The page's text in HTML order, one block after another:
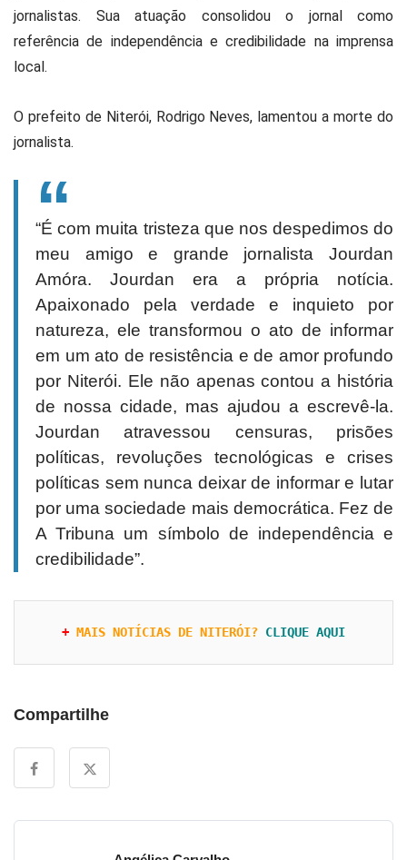
jornalistas. Sua atuação consolidou o jornal como
referência de independência e credibilidade na imprensa
local.
O prefeito de Niterói, Rodrigo Neves, lamentou a morte do
jornalista.
“É com muita tristeza que nos despedimos do
meu amigo e grande jornalista Jourdan
Amóra. Jourdan era a própria notícia.
Apaixonado pela verdade e inquieto por
natureza, ele transformou o ato de informar
em um ato de resistência e de amor profundo
por Niterói. Ele não apenas contou a história
de nossa cidade, mas ajudou a escrevê-la.
Jourdan atravessou censuras, prisões
políticas, revoluções tecnológicas e crises
políticas sem nunca deixar de informar e lutar
por uma sociedade mais democrática. Fez de
A Tribuna um símbolo de independência e
credibilidade”.
+ MAIS NOTÍCIAS DE NITERÓI? CLIQUE AQUI
Compartilhe